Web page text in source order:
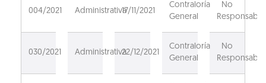
004/2021 Administrativa17/11/2021
Contraloría
General
No
Responsable
030/2021 Administrativa22/12/2021
Contraloría
General
No
Responsable